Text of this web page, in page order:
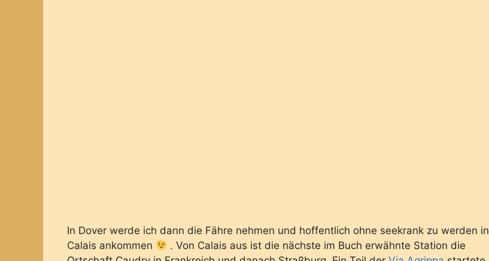
In Dover werde ich dann die Fähre nehmen und hoffentlich ohne seekrank zu werden in
Calais ankommen
. Von Calais aus ist die nächste im Buch erwähnte Station die